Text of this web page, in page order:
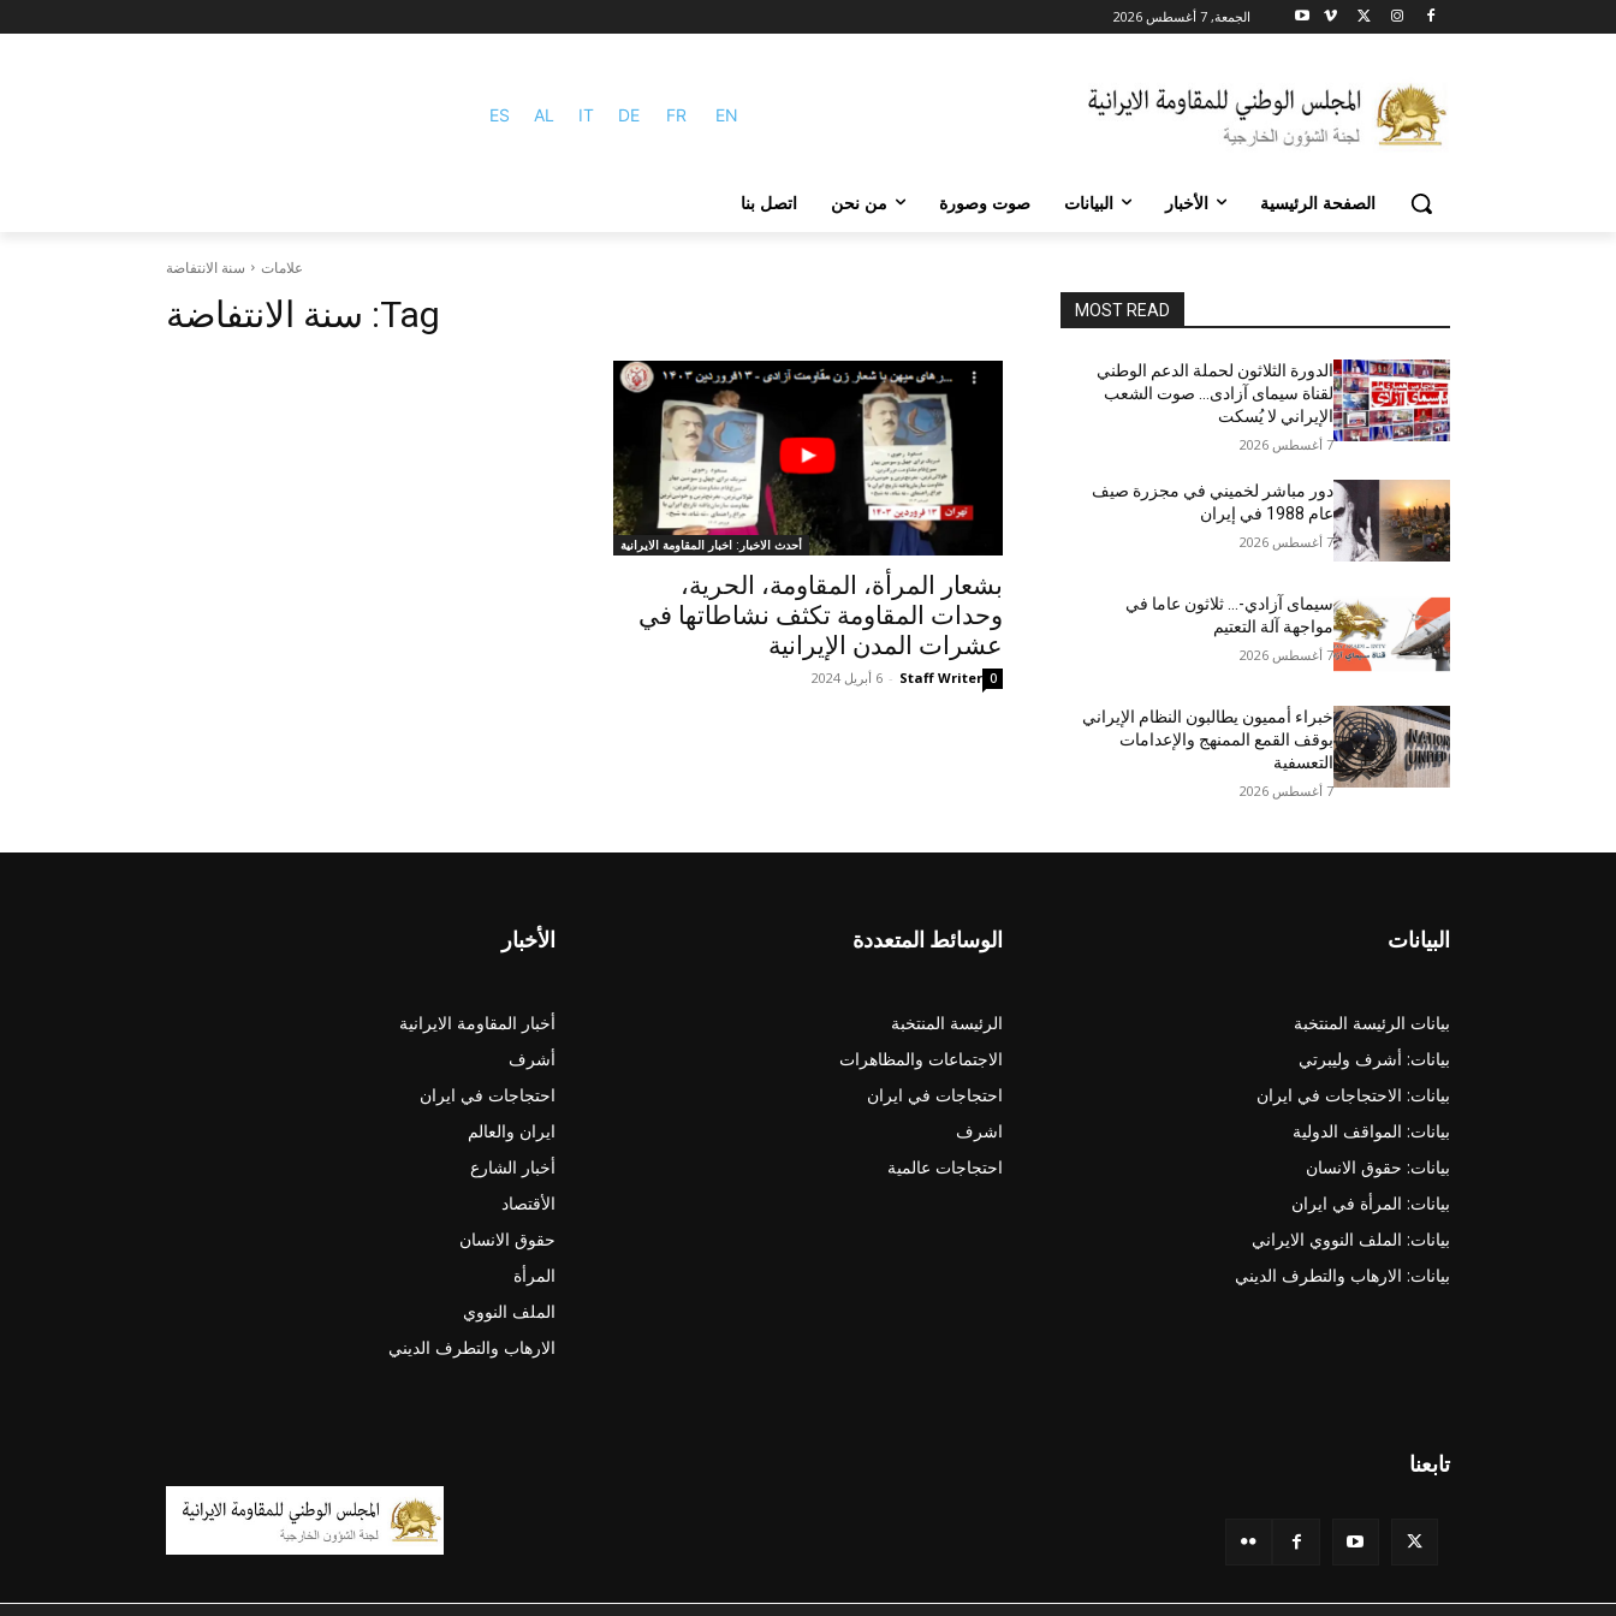
الجمعة, 7 أغسطس 2026
ES AL IT DE FR EN
الصفحة الرئيسية الأخبار البيانات صوت وصورة من نحن اتصل بنا
علامات سنة الانتفاضة
Tag: سنة الانتفاضة
أحدث الاخبار: اخبار المقاومة الايرانية
بشعار المرأة، المقاومة، الحرية،
وحدات المقاومة تکثف نشاطاتها في
عشرات المدن الإيرانية
Staff Writer
- 6 أبريل 2024 0
MOST READ
الدورة الثلاثون لحملة الدعم الوطني
لقناة سیمای آزادی… صوت الشعب
الإيراني لا يُسكت
7 أغسطس 2026
دور مباشر لخميني في مجزرة صيف
عام 1988 في إيران
7 أغسطس 2026
سيمای آزادي-… ثلاثون عاما في
مواجهة آلة التعتيم
7 أغسطس 2026
خبراء أمميون يطالبون النظام الإيراني
بوقف القمع الممنهج والإعدامات
التعسفية
7 أغسطس 2026
الأخبار
أخبار المقاومة الايرانية
أشرف
احتجاجات في ايران
ايران والعالم
أخبار الشارع
الأقتصاد
حقوق الانسان
المرأة
الملف النووي
الارهاب والتطرف الديني
الوسائط المتعددة
الرئيسة المنتخبة
الاجتماعات والمظاهرات
احتجاجات في ايران
اشرف
احتجاجات عالمية
البيانات
بيانات الرئيسة المنتخبة
بيانات: أشرف وليبرتي
بيانات: الاحتجاجات في ايران
بيانات: المواقف الدولية
بيانات: حقوق الانسان
بيانات: المرأة في ايران
بيانات: الملف النووي الايراني
بيانات: الارهاب والتطرف الديني
تابعنا